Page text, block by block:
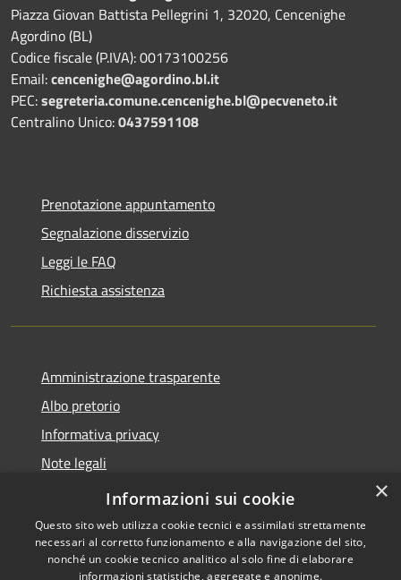
Piazza Giovan Battista Pellegrini 1, 32020, Cencenighe
Agordino (BL)
Codice fiscale (P.IVA): 00173100256
Email:cencenighe@agordino.bl.it
PEC:segreteria.comune.cencenighe.bl@pecveneto.it
Centralino Unico:0437591108
Prenotazione appuntamento
Segnalazione disservizio
Leggi le FAQ
Richiesta assistenza
Amministrazione trasparente
Albo pretorio
Informativa privacy
Note legali
Dichiarazione di accessibilità
×
Informazioni sui cookie
Questo sito web utilizza cookie tecnici e assimilati strettamente
necessari al corretto funzionamento e alla navigazione del sito,
nonché un cookie tecnico analitico al solo fine di elaborare
informazioni statistiche, aggregate e anonime.